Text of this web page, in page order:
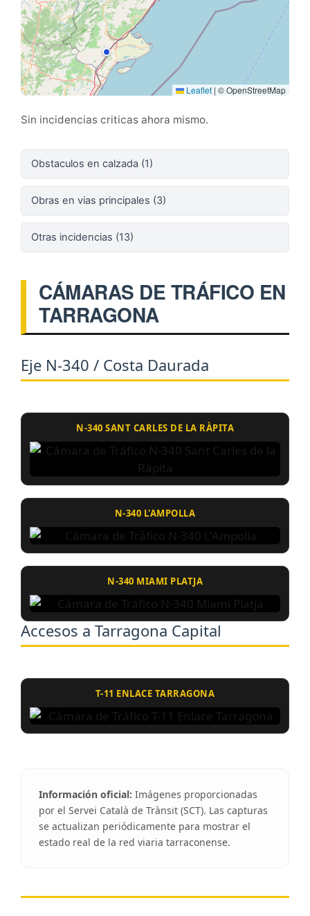
Leaflet | © OpenStreetMap
Sin incidencias criticas ahora mismo.
Obstaculos en calzada (1)
Obras en vias principales (3)
Otras incidencias (13)
CÁMARAS DE TRÁFICO EN
TARRAGONA
Eje N-340 / Costa Daurada
N-340 SANT CARLES DE LA RÀPITA
N-340 L'AMPOLLA
N-340 MIAMI PLATJA
Accesos a Tarragona Capital
T-11 ENLACE TARRAGONA
Información oficial: Imágenes proporcionadas
por el Servei Català de Trànsit (SCT). Las capturas
se actualizan periódicamente para mostrar el
estado real de la red viaria tarraconense.